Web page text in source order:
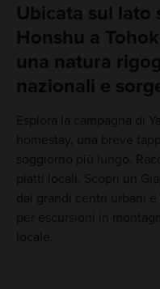
Ubicata sul lato
Honshu a
una natura
nazionali e
Esplora la campagna di
homestay, una breve
soggiorno più lungo.
piatti locali. Scopri un
dai grandi centri urbani e
per escursioni in
locale.